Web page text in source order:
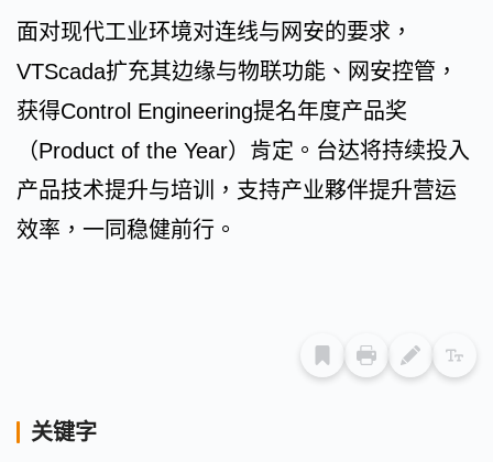
面对现代工业环境对连线与网安的要求，
VTScada扩充其边缘与物联功能、网安控管，
获得Control Engineering提名年度产品奖
（Product of the Year）肯定。台达将持续投入
产品技术提升与培训，支持产业夥伴提升营运
效率，一同稳健前行。
关键字